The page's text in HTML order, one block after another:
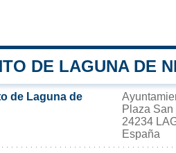
DE LAGUNA DE
de Laguna de
Plaza San
24234
España